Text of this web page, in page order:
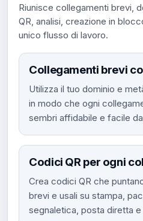
Riunisce collegamenti brevi,
QR, analisi, creazione in
unico flusso di lavoro.
Collegamenti brevi
Utilizza il tuo dominio e
in modo che ogni
sembri affidabile e facile
Codici QR per ogni
Crea codici QR che
brevi e usali su stampa,
segnaletica, posta diretta e